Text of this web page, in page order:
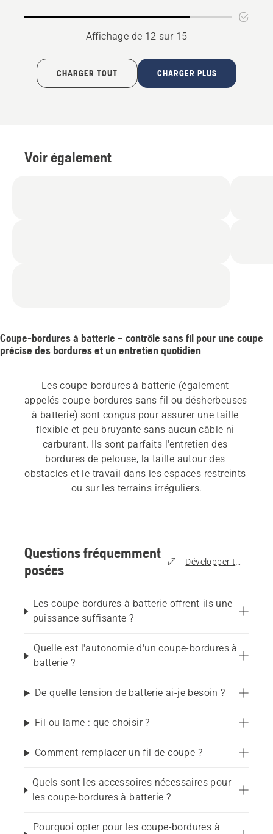
bordures
sur
5
Affichage de 12 sur 15
CHARGER TOUT CHARGER PLUS
Voir également
Coupe-bordures à batterie – contrôle sans fil pour une coupe
précise des bordures et un entretien quotidien
Les coupe-bordures à batterie (également
appelés coupe-bordures sans fil ou désherbeuses
à batterie) sont conçus pour assurer une taille
flexible et peu bruyante sans aucun câble ni
carburant. Ils sont parfaits l'entretien des
bordures de pelouse, la taille autour des
obstacles et le travail dans les espaces restreints
ou sur les terrains irréguliers.
efficace et facile d'utilisation pour l'entretien
quotidien, la coupe des contours et la taille des
Si vous souhaitez découvrir tous les types de
produits, consultez notre sélection de coupe-
Quelles sont les applications
bordures à batterie ?
Entretien des bordures de pelouse le long des
Questions fréquemment
posées
Développer tout
Les coupe-bordures à batterie offrent-ils une
puissance suffisante ?
Quelle est l'autonomie d'un coupe-bordures à
batterie ?
De quelle tension de batterie ai-je besoin ?
Fil ou lame : que choisir ?
Comment remplacer un fil de coupe ?
Quels sont les accessoires nécessaires pour
les coupe-bordures à batterie ?
Pourquoi opter pour les coupe-bordures à